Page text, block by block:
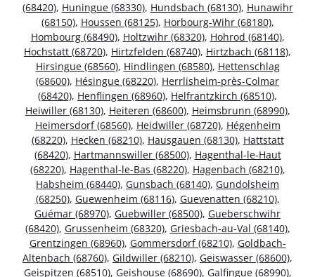
(68420), Huningue (68330), Hundsbach (68130), Hunawihr
(68150), Houssen (68125), Horbourg-Wihr (68180),
Hombourg (68490), Holtzwihr (68320), Hohrod (68140),
Hochstatt (68720), Hirtzfelden (68740), Hirtzbach (68118),
Hirsingue (68560), Hindlingen (68580), Hettenschlag
(68600), Hésingue (68220), Herrlisheim-près-Colmar
(68420), Henflingen (68960), Helfrantzkirch (68510),
Heiwiller (68130), Heiteren (68600), Heimsbrunn (68990),
Heimersdorf (68560), Heidwiller (68720), Hégenheim
(68220), Hecken (68210), Hausgauen (68130), Hattstatt
(68420), Hartmannswiller (68500), Hagenthal-le-Haut
(68220), Hagenthal-le-Bas (68220), Hagenbach (68210),
Habsheim (68440), Gunsbach (68140), Gundolsheim
(68250), Guewenheim (68116), Guevenatten (68210),
Guémar (68970), Guebwiller (68500), Gueberschwihr
(68420), Grussenheim (68320), Griesbach-au-Val (68140),
Grentzingen (68960), Gommersdorf (68210), Goldbach-
Altenbach (68760), Gildwiller (68210), Geiswasser (68600),
Geispitzen (68510), Geishouse (68690), Galfingue (68990),